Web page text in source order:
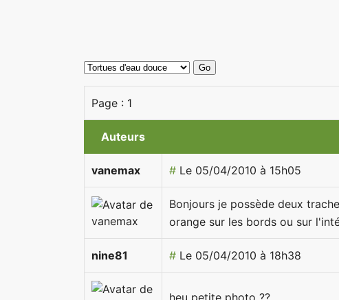
Page : 1
Auteurs
vanemax # Le 05/04/2010 à 15h05
Bonjours je possède deux
orange sur les bords ou sur
nine81 # Le 05/04/2010 à 18h38
heu petite photo ??